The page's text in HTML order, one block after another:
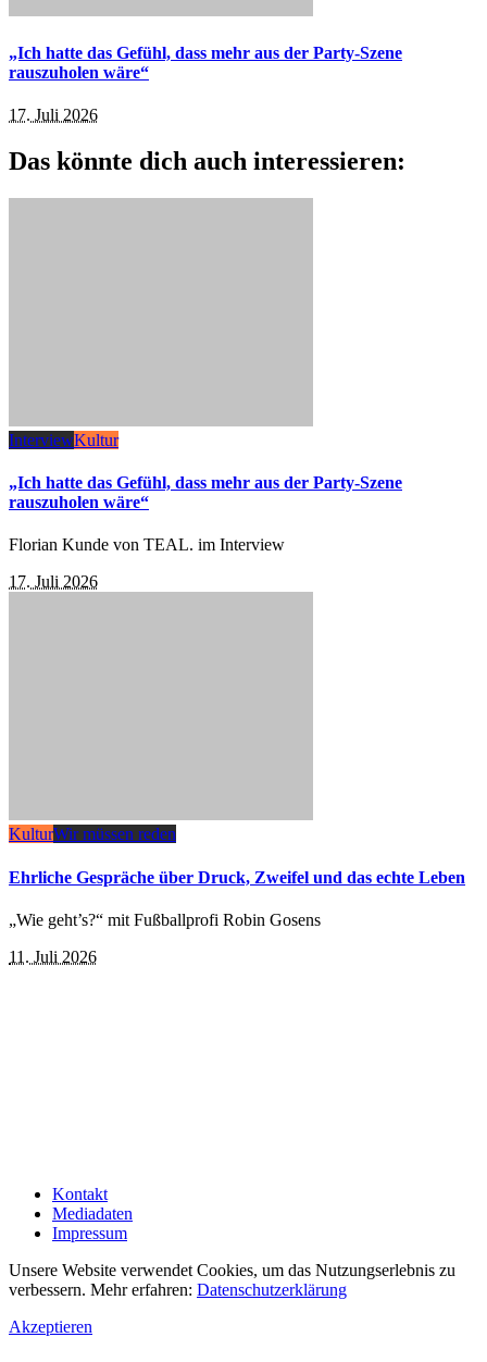
„Ich hatte das Gefühl, dass mehr aus der Party-Szene
rauszuholen wäre“
17. Juli 2026
Das könnte dich auch interessieren:
InterviewKultur
„Ich hatte das Gefühl, dass mehr aus der Party-Szene
rauszuholen wäre“
Florian Kunde von TEAL. im Interview
17. Juli 2026
KulturWir müssen reden
Ehrliche Gespräche über Druck, Zweifel und das echte Leben
„Wie geht’s?“ mit Fußballprofi Robin Gosens
11. Juli 2026
Kontakt
Mediadaten
Impressum
Unsere Website verwendet Cookies, um das Nutzungserlebnis zu
verbessern. Mehr erfahren: Datenschutzerklärung
Akzeptieren